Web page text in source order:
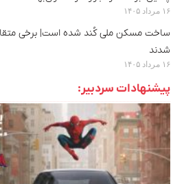
۱۶ مرداد ۱۴۰۵
ساخت مسکن ملی کُند شده است| برخی
شدند
۱۶ مرداد ۱۴۰۵
پیشنهادات سردبیر: